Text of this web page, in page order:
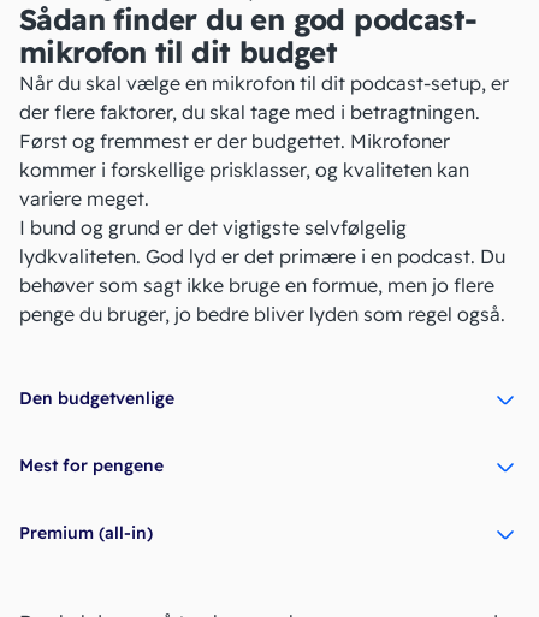
Sådan finder du en god podcast-
mikrofon til dit budget
Når du skal vælge en mikrofon til dit podcast-setup, er
der flere faktorer, du skal tage med i betragtningen.
Først og fremmest er der budgettet. Mikrofoner
kommer i forskellige prisklasser, og kvaliteten kan
variere meget.
I bund og grund er det vigtigste selvfølgelig
lydkvaliteten. God lyd er det primære i en podcast. Du
behøver som sagt ikke bruge en formue, men jo flere
penge du bruger, jo bedre bliver lyden som regel også.
Den budgetvenlige
Mest for pengene
Premium (all-in)